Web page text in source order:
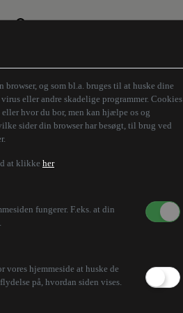
browser, og som bl.a. bruges til at huske dine
eller andre skadelige programmer. Cookies
hvor du bor, men kan hjælpe os og
sider din browser har besøgt, til brug ved
at klikke her
fungerer. F.eks. at din
hjemmeside at huske de
på, hvordan siden vises.